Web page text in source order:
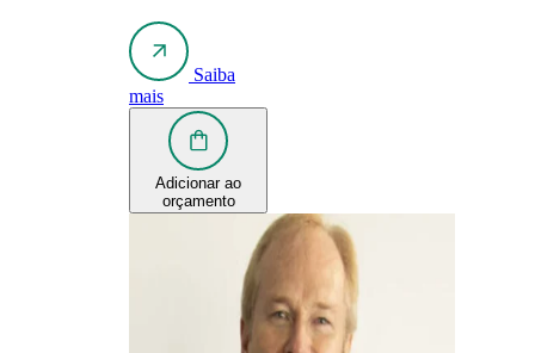
Saiba
mais
Adicionar ao
orçamento